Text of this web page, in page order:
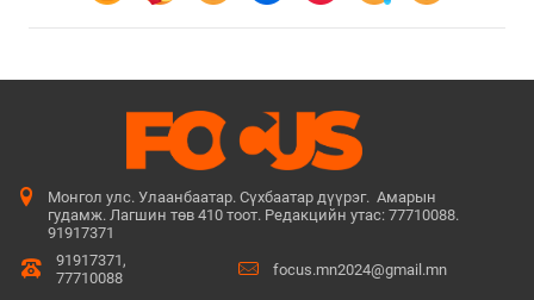
Монгол улс. Улаанбаатар. Сүхбаатар дүүрэг. Амарын
гудамж. Лагшин төв 410 тоот. Редакцийн утас: 77710088.
91917371
91917371,
77710088
focus.mn2024@gmail.mn